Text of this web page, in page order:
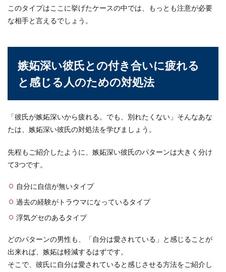
木材に塗装する場合のスプレーの使い
方と綺麗に仕上げるコツ
家の修繕をしたり、簡単な家具を作ったりDIYを
ームセ...
期間と注意点について解説
病」。その代表的な治療方法は塩浴ですが、鷹の
このタイプはここに挙げたケースの中では、もっとも注意が必要
な相手と言えるでしょう。
嫉妬深い彼氏との付き合いに疲れる
と感じる人のための対処法
「彼氏が嫉妬深いから疲れる。でも、別れたくない」そんなあな
たは、嫉妬深い彼氏の対処法を学びましょう。
先程もご紹介したように、嫉妬深い彼氏のパターンは大きく分け
て3つです。
自分に自信が無いタイプ
過去の経験がトラウマになっているタイプ
浮気グセのあるタイプ
どのパターンの男性も、「自分は愛されている」と感じることが
出来れば、嫉妬は軽減するはずです。
そこで、彼氏に自分は愛されていると感じさせる方法をご紹介し